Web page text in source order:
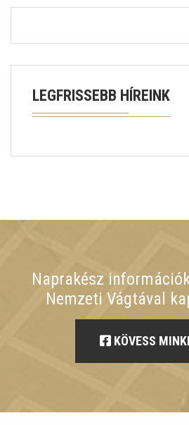
LEGFRISSEBB HÍREINK
Naprakész
Nemzeti Vágtával
KÖVESS